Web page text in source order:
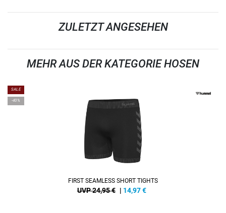
ZULETZT ANGESEHEN
MEHR AUS DER KATEGORIE HOSEN
SALE
-40%
FIRST SEAMLESS SHORT TIGHTS
UVP 24,95 € | 14,97€